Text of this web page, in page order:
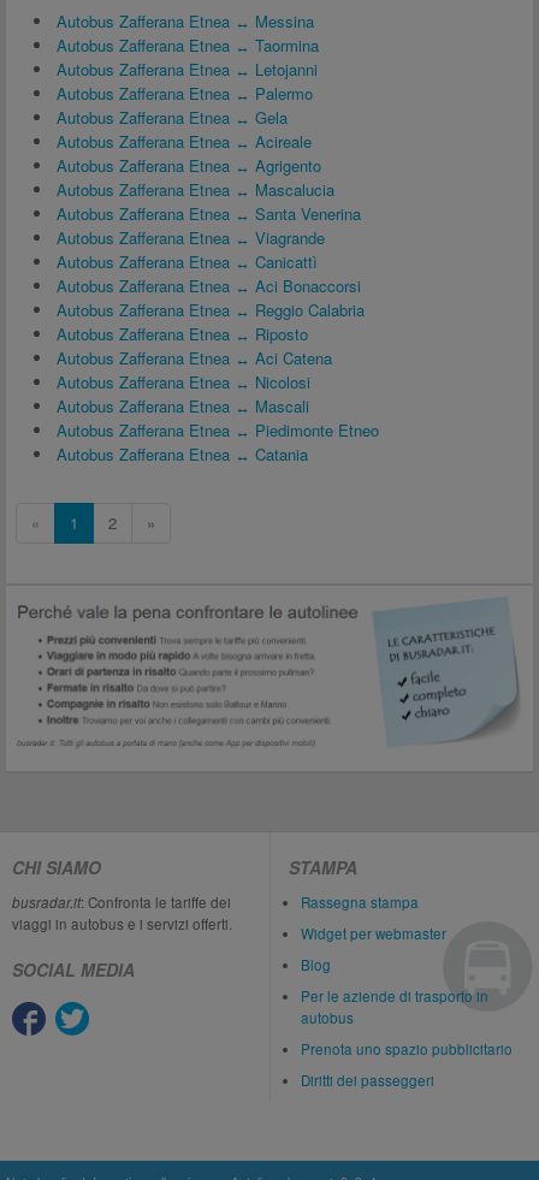
Autobus Zafferana Etnea ↔ Messina
Autobus Zafferana Etnea ↔ Taormina
Autobus Zafferana Etnea ↔ Letojanni
Autobus Zafferana Etnea ↔ Palermo
Autobus Zafferana Etnea ↔ Gela
Autobus Zafferana Etnea ↔ Acireale
Autobus Zafferana Etnea ↔ Agrigento
Autobus Zafferana Etnea ↔ Mascalucia
Autobus Zafferana Etnea ↔ Santa Venerina
Autobus Zafferana Etnea ↔ Viagrande
Autobus Zafferana Etnea ↔ Canicattì
Autobus Zafferana Etnea ↔ Aci Bonaccorsi
Autobus Zafferana Etnea ↔ Reggio Calabria
Autobus Zafferana Etnea ↔ Riposto
Autobus Zafferana Etnea ↔ Aci Catena
Autobus Zafferana Etnea ↔ Nicolosi
Autobus Zafferana Etnea ↔ Mascali
Autobus Zafferana Etnea ↔ Piedimonte Etneo
Autobus Zafferana Etnea ↔ Catania
« 1 2 »
CHI SIAMO
busradar.it: Confronta le tariffe dei
viaggi in autobus e i servizi offerti.
SOCIAL MEDIA
STAMPA
Rassegna stampa
Widget per webmaster
Blog
Per le aziende di trasporto in
autobus
Prenota uno spazio pubblicitario
Diritti dei passeggeri